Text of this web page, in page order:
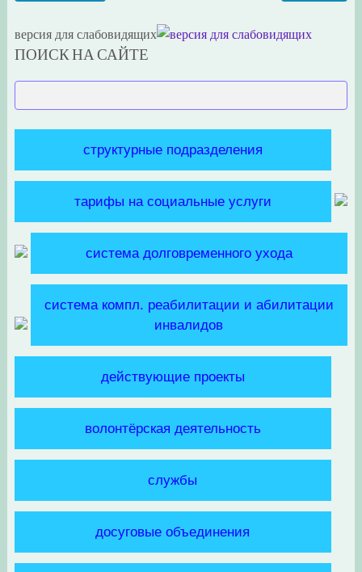
версия для слабовидящих
ПОИСК НА САЙТЕ
структурные подразделения
тарифы на социальные услуги
система долговременного ухода
система компл. реабилитации и абилитации
инвалидов
действующие проекты
волонтёрская деятельность
службы
досуговые объединения